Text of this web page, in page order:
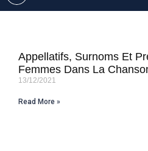
Appellatifs, Surnoms Et
Femmes Dans La
13/12/2021
Read More »